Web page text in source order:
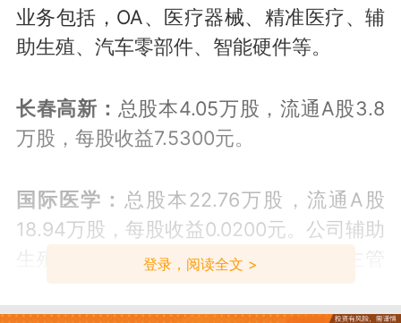
业务包括，OA、医疗器械、精准医疗、辅
助生殖、汽车零部件、智能硬件等。
长春高新： 总股本4.05万股，流通A股3.8
万股，每股收益7.5300元。
国际医学： 总股本22.76万股，流通A股
18.94万股，每股收益0.0200元。公司辅助
生殖医学项目已于2019年初获得卫生主管
登录，阅读全文 >